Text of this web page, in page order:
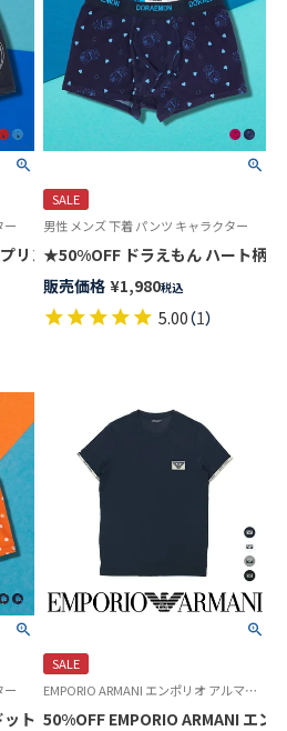
ー
リント 前開き ボクサー パンツ メンズ
SALE
男性 メンズ 下着 パンツ キャラクター
★50%OFF ドラえもん ハート柄
販売価格 ¥1,980税込
5.00（1）
ー
ト柄 前開き ボクサー パンツ メンズ
SALE
EMPORIO ARMANI エンポリオ アルマーニ メンズ ラウンジウェア
50%OFF EMPORIO ARMANI エ